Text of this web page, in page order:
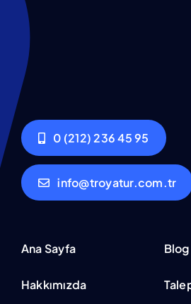
0 (212) 236 45 95
info@troyatur.com.tr
Ana Sayfa
Hakkımızda
Blog